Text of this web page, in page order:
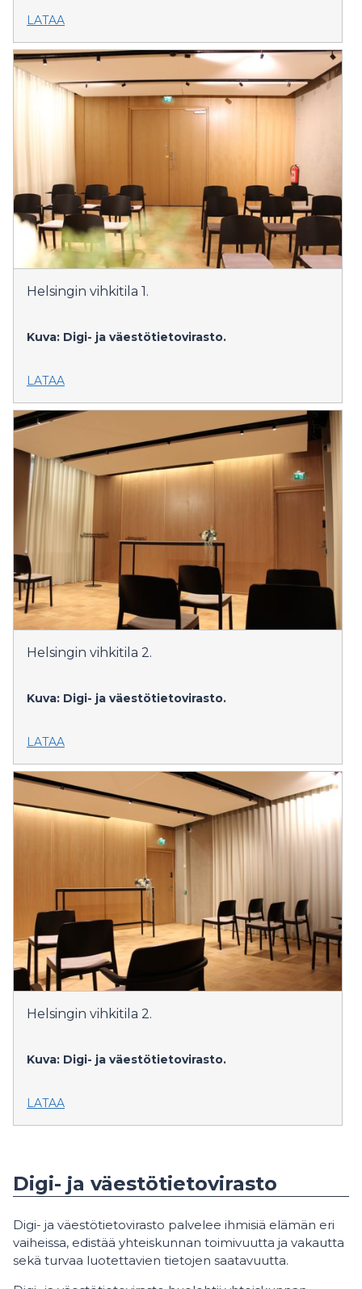
LATAA
Helsingin vihkitila 1.
Kuva: Digi- ja väestötietovirasto.
LATAA
Helsingin vihkitila 2.
Kuva: Digi- ja väestötietovirasto.
LATAA
Helsingin vihkitila 2.
Kuva: Digi- ja väestötietovirasto.
LATAA
Digi- ja väestötietovirasto
Digi- ja väestötietovirasto palvelee ihmisiä elämän eri
vaiheissa, edistää yhteiskunnan toimivuutta ja vakautta
sekä turvaa luotettavien tietojen saatavuutta.